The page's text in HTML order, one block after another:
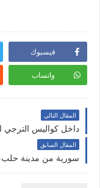
فيسبوك
واتساب
المقال التالي
المقال السابق